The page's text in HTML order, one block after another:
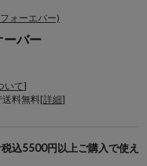
ォーエバー)
ーバー
いて]
料無料[詳細]
込5500円以上ご購入で使え